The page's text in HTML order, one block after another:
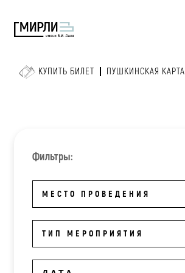
КУПИТЬ БИЛЕТ ПУШКИНСКАЯ КАРТА
Фильтры:
МЕСТО ПРОВЕДЕНИЯ
ТИП МЕРОПРИЯТИЯ